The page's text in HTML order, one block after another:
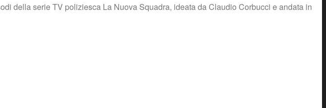
della serie TV poliziesca La Nuova Squadra, ideata da Claudio Corbucci e andata in